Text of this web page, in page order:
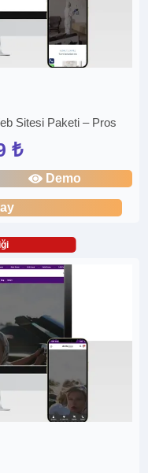
Sitesi Paketi – Pros
₺
Demo